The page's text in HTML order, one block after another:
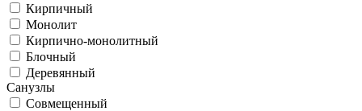
Кирпичный
Монолит
Кирпично-монолитный
Блочный
Деревянный
Санузлы
Совмещенный